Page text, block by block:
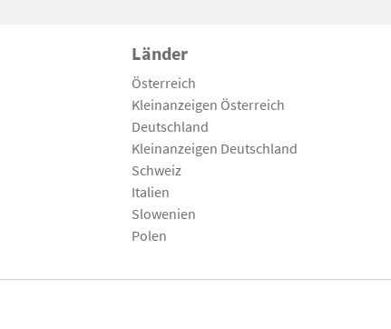
Länder
Österreich
Kleinanzeigen Österreich
Deutschland
Kleinanzeigen Deutschland
Schweiz
Italien
Slowenien
Polen